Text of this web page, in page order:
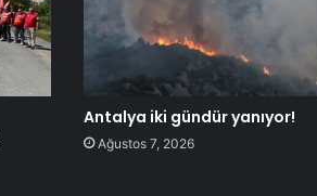
Antalya iki gündür yanıyor!
Ağustos 7, 2026